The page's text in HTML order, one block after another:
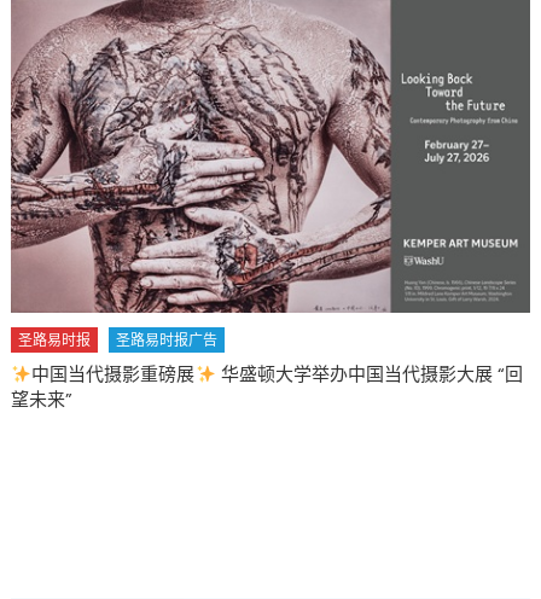
办中国当代摄影大展 “回 圣路易时报 圣路易时报广告